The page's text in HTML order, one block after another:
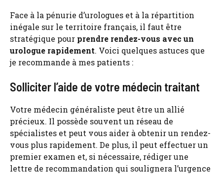
Face à la pénurie d’urologues et à la répartition
inégale sur le territoire français, il faut être
stratégique pour prendre rendez-vous avec un
urologue rapidement. Voici quelques astuces que
je recommande à mes patients :
Solliciter l’aide de votre médecin traitant
Votre médecin généraliste peut être un allié
précieux. Il possède souvent un réseau de
spécialistes et peut vous aider à obtenir un rendez-
vous plus rapidement. De plus, il peut effectuer un
premier examen et, si nécessaire, rédiger une
lettre de recommandation qui soulignera l’urgence